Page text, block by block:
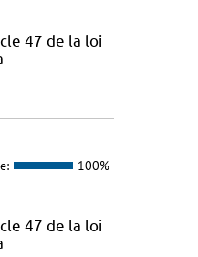
47 de la loi
100%
47 de la loi